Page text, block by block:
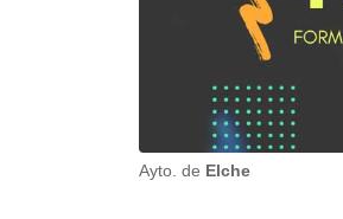
Ayto. de Elche